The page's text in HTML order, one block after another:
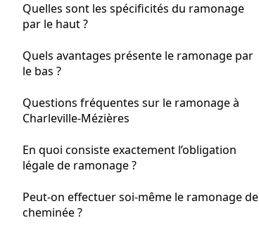
Quelles sont les spécificités du ramonage
par le haut ?
Quels avantages présente le ramonage par
le bas ?
Questions fréquentes sur le ramonage à
Charleville-Mézières
En quoi consiste exactement l’obligation
légale de ramonage ?
Peut-on effectuer soi-même le ramonage de
cheminée ?